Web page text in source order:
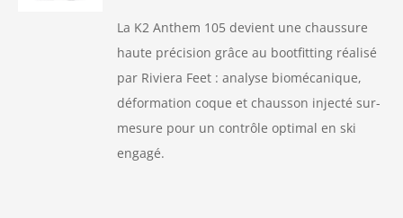
La K2 Anthem 105 devient une chaussure
haute précision grâce au bootfitting réalisé
par Riviera Feet : analyse biomécanique,
déformation coque et chausson injecté sur-
mesure pour un contrôle optimal en ski
engagé.